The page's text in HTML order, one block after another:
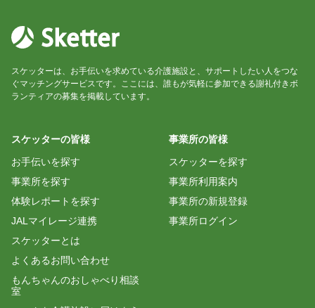
スケッターは、お手伝いを求めている介護施設と、サポートしたい人をつな
ぐマッチングサービスです。ここには、誰もが気軽に参加できる謝礼付きボ
ランティアの募集を掲載しています。
スケッターの皆様
お手伝いを探す
事業所を探す
体験レポートを探す
JALマイレージ連携
スケッターとは
よくあるお問い合わせ
もんちゃんのおしゃべり相談
室
事業所の皆様
スケッターを探す
事業所利用案内
事業所の新規登録
事業所ログイン